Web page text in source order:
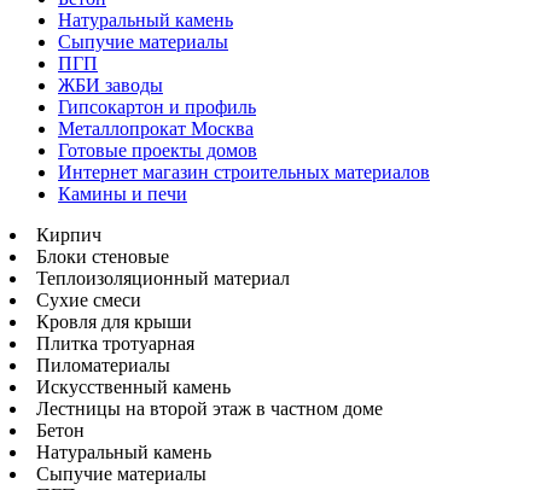
Натуральный камень
Сыпучие материалы
ПГП
ЖБИ заводы
Гипсокартон и профиль
Металлопрокат Москва
Готовые проекты домов
Интернет магазин строительных материалов
Камины и печи
Кирпич
Блоки стеновые
Теплоизоляционный материал
Сухие смеси
Кровля для крыши
Плитка тротуарная
Пиломатериалы
Искусственный камень
Лестницы на второй этаж в частном доме
Бетон
Натуральный камень
Сыпучие материалы